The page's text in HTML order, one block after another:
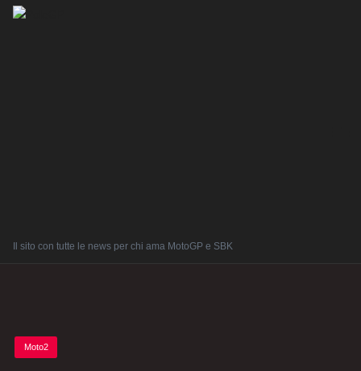
Il sito con tutte le news per chi ama MotoGP e SBK
Posted
in
Moto2